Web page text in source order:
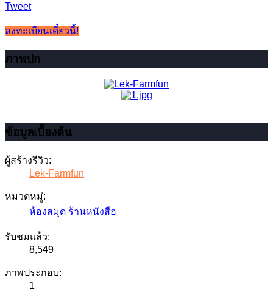
Tweet
ลงทะเบียนเดี๋ยวนี้!
ภาพปก
ข้อมูลเบื้องต้น
ผู้สร้างรีวิว:
Lek-Farmfun
หมวดหมู่:
ห้องสมุด ร้านหนังสือ
รับชมแล้ว:
8,549
ภาพประกอบ:
1